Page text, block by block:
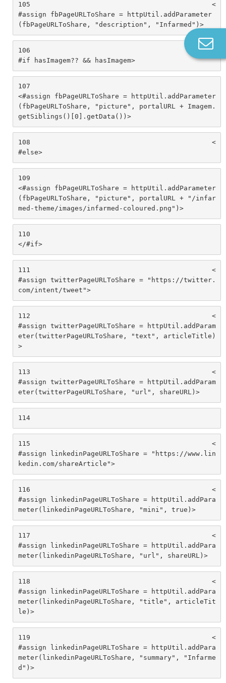
105
#assign fbPageURLToShare = httpUtil.addParameter
(fbPageURLToShare, "description", "Infarmed")>
106
						<
#if hasImagem?? && hasImagem>
107
<#assign fbPageURLToShare = httpUtil.addParameter
(fbPageURLToShare, "picture", portalURL + Imagem.
getSiblings()[0].getData())>
108
#else>
109
<#assign fbPageURLToShare = httpUtil.addParameter
(fbPageURLToShare, "picture", portalURL + "/infar
med-theme/images/infarmed-coloured.png")>
110
</#if>
111
#assign twitterPageURLToShare = "https://twitter.
com/intent/tweet">
112
#assign twitterPageURLToShare = httpUtil.addParam
eter(twitterPageURLToShare, "text", articleTitle)
>
113
#assign twitterPageURLToShare = httpUtil.addParam
eter(twitterPageURLToShare, "url", shareURL)>
114
115
#assign linkedinPageURLToShare = "https://www.lin
kedin.com/shareArticle">
116
#assign linkedinPageURLToShare = httpUtil.addPara
meter(linkedinPageURLToShare, "mini", true)>
117
#assign linkedinPageURLToShare = httpUtil.addPara
meter(linkedinPageURLToShare, "url", shareURL)>
118
#assign linkedinPageURLToShare = httpUtil.addPara
meter(linkedinPageURLToShare, "title", articleTit
le)>
119
#assign linkedinPageURLToShare = httpUtil.addPara
meter(linkedinPageURLToShare, "summary", "Infarme
d")>